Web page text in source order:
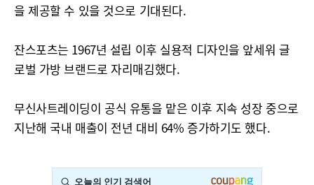
을 제공할 수 있을 것으로 기대된다.
잔스포츠는 1967년 설립 이후 실용적 디자인을 앞세워 글
로벌 가방 브랜드로 자리매김했다.
무신사트레이딩이 공식 유통을 맡은 이후 지속 성장 중으로
지난해 국내 매출이 전년 대비 64% 증가하기도 했다.